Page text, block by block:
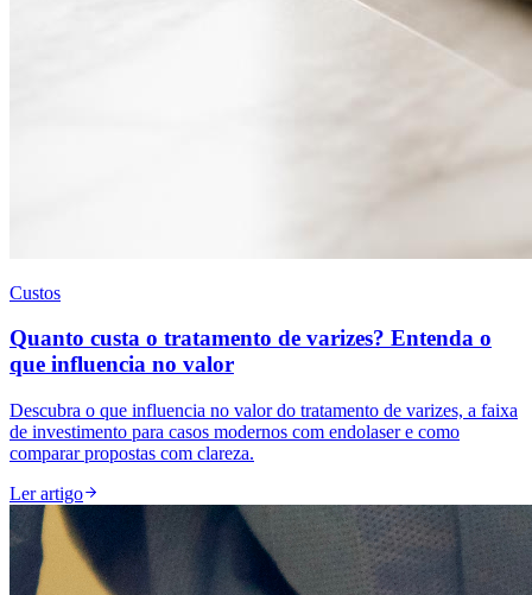
Custos
Quanto custa o tratamento de varizes? Entenda o
que influencia no valor
Descubra o que influencia no valor do tratamento de varizes, a faixa
de investimento para casos modernos com endolaser e como
comparar propostas com clareza.
Ler artigo